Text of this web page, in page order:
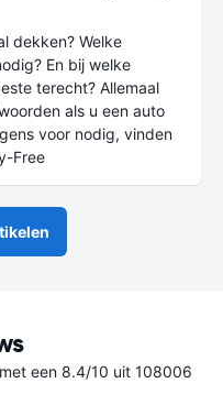
dekken? Welke
En bij welke
terecht? Allemaal
als u een auto
voor nodig, vinden
Free
een 8.4/10 uit 108006